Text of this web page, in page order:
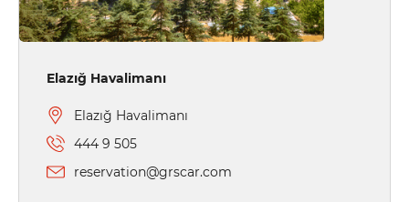
Elazığ Havalimanı
Elazığ Havalimanı
444 9 505
reservation@grscar.com